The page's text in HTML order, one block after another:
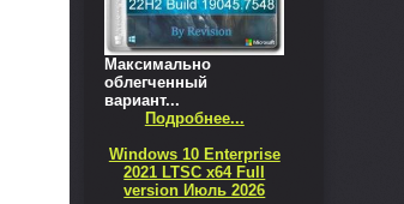
Максимально
облегченный
вариант...
Подробнее...
Windows 10 Enterprise
2021 LTSC x64 Full
version Июль 2026